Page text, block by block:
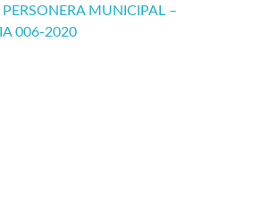
MUNICIPAL –
006-2020